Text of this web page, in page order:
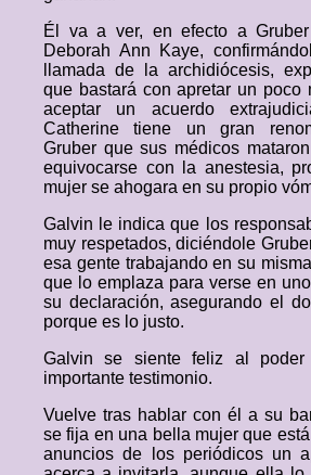
Él va a ver, en efecto a
Deborah Ann Kaye,
llamada de la archidiócesis,
que bastará con apretar un poco
aceptar un acuerdo
Catherine tiene un gran
Gruber que sus médicos
equivocarse con la anestesia,
mujer se ahogara en su propio
Galvin le indica que los
muy respetados, diciéndole
esa gente trabajando en su
que lo emplaza para verse en
su declaración, asegurando el
porque es lo justo.
Galvin se siente feliz al
importante testimonio.
Vuelve tras hablar con él a su
se fija en una bella mujer que
anuncios de los periódicos un